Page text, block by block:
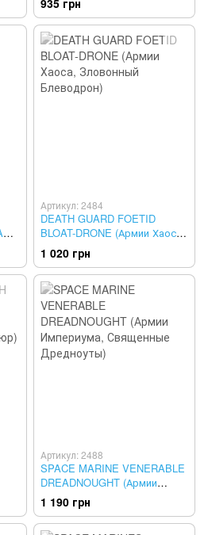
935 грн
Артикул: 2484
DEATH GUARD FOETID
BLOAT-DRONE (Армии Хаоса,
Зловонный Блеводрон)
1 020 грн
Артикул: 2488
SPACE MARINE VENERABLE
DREADNOUGHT (Армии
Империума, Священные
Дредноуты)
1 190 грн